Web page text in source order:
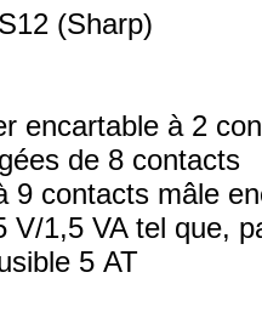
(Sharp)
encartable à 2
de 8 contacts
9 contacts mâle
V/1,5 VA tel que,
5 AT